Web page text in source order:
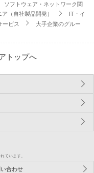
ソフトウェア・ネットワーク関
（自社製品開発）
IT・イ
ービス
大手企業のグルー
トップへ
ています。
合わせ